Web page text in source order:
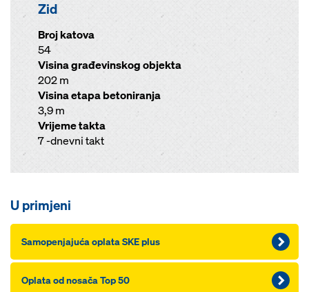
Zid
Broj katova
54
Visina građevinskog objekta
202 m
Visina etapa betoniranja
3,9 m
Vrijeme takta
7 -dnevni takt
U primjeni
Samopenjajuća oplata SKE plus
Oplata od nosača Top 50